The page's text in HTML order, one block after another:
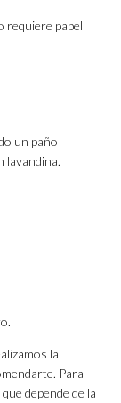
requiere papel
un paño
lavandina.
la
Para
depende de la